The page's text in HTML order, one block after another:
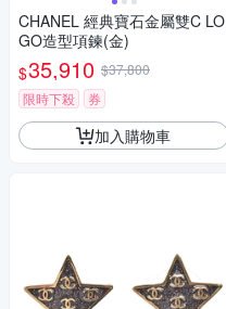
CHANEL 經典寶石金屬雙C LO
GO造型項鍊(金)
$35,910 $37,800
限時下殺
券
加入購物車